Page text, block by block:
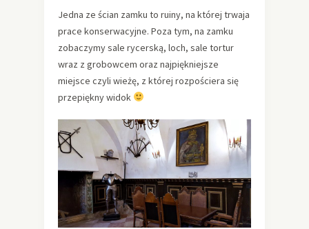
Jedna ze ścian zamku to ruiny, na której trwaja
prace konserwacyjne. Poza tym, na zamku
zobaczymy sale rycerską, loch, sale tortur
wraz z grobowcem oraz najpiękniejsze
miejsce czyli wieżę, z której rozpościera się
przepiękny widok